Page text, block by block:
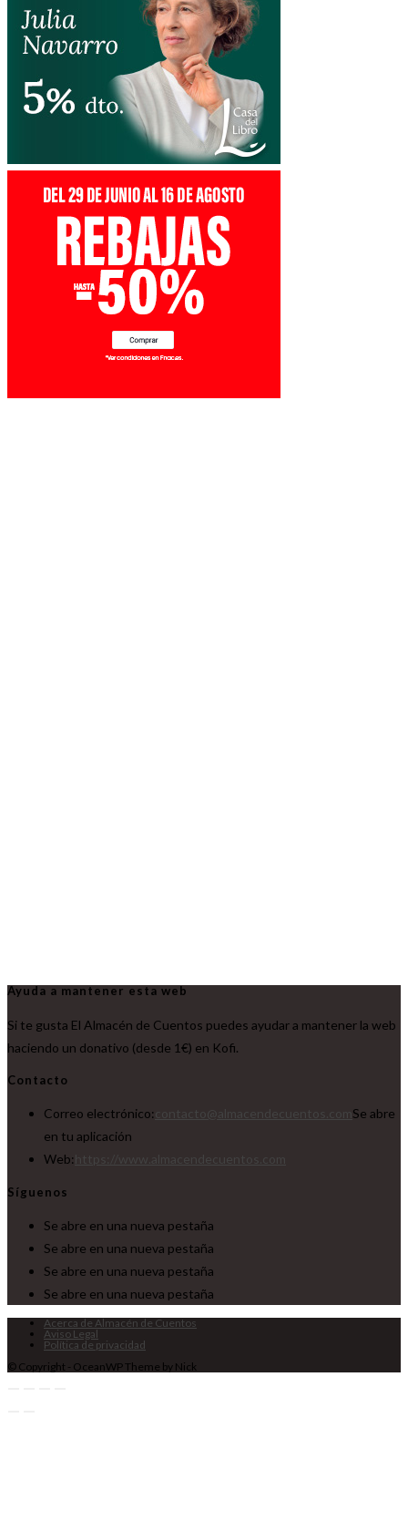
Ayuda a mantener esta web
Si te gusta El Almacén de Cuentos puedes ayudar a mantener la web
haciendo un donativo (desde 1€) en Kofi.
Contacto
Correo electrónico:
Se abre
en tu aplicación
Web:
Síguenos
Se abre en una nueva pestaña
Se abre en una nueva pestaña
Se abre en una nueva pestaña
Se abre en una nueva pestaña
Acerca de Almacén de Cuentos
Aviso Legal
Política de privacidad
© Copyright - OceanWP Theme by Nick